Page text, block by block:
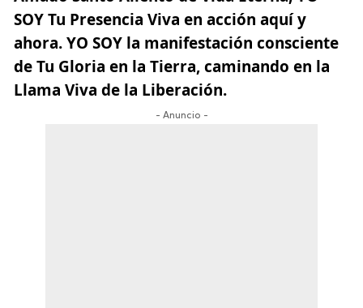
SOY Tu Presencia Viva en acción aquí y
ahora. YO SOY la manifestación consciente
de Tu Gloria en la Tierra, caminando en la
Llama Viva de la Liberación.
- Anuncio -